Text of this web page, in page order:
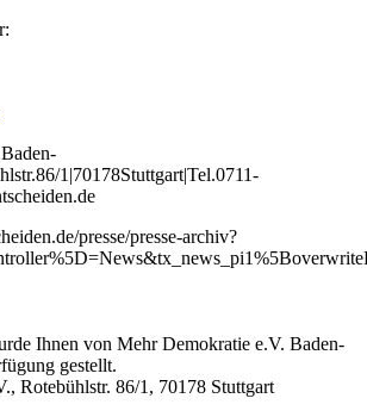
Baden-
.86/1 |70178Stuttgart|Tel.0711-
.de
presse/presse-archiv?
Ihnen von Mehr Demokratie e.V. Baden-
gestellt.
Rotebühlstr. 86/1, 70178 Stuttgart